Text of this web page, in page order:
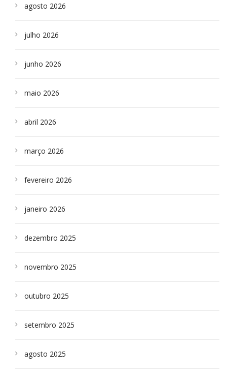
agosto 2026
julho 2026
junho 2026
maio 2026
abril 2026
março 2026
fevereiro 2026
janeiro 2026
dezembro 2025
novembro 2025
outubro 2025
setembro 2025
agosto 2025